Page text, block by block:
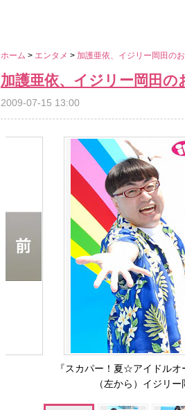
ホーム > エンタメ > 加護亜依、イジリー岡田の
加護亜依、イジリー岡田
2009-07-15 13:00
『スカパー！夏☆アイドル
（左から）イジリ